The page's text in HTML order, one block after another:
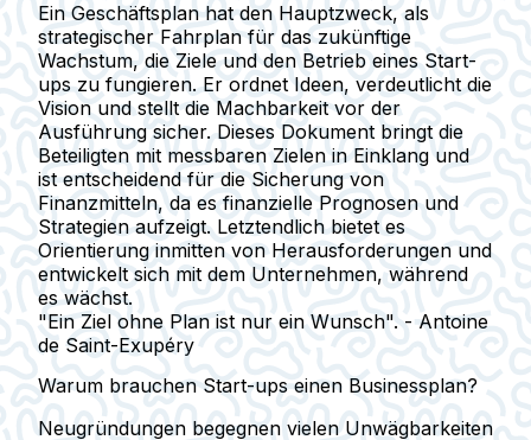
Ein Geschäftsplan hat den Hauptzweck, als
strategischer Fahrplan für das zukünftige
Wachstum, die Ziele und den Betrieb eines Start-
ups zu fungieren. Er ordnet Ideen, verdeutlicht die
Vision und stellt die Machbarkeit vor der
Ausführung sicher. Dieses Dokument bringt die
Beteiligten mit messbaren Zielen in Einklang und
ist entscheidend für die Sicherung von
Finanzmitteln, da es finanzielle Prognosen und
Strategien aufzeigt. Letztendlich bietet es
Orientierung inmitten von Herausforderungen und
entwickelt sich mit dem Unternehmen, während
es wächst.
"Ein Ziel ohne Plan ist nur ein Wunsch". - Antoine
de Saint-Exupéry
Warum brauchen Start-ups einen Businessplan?
Neugründungen begegnen vielen Unwägbarkeiten